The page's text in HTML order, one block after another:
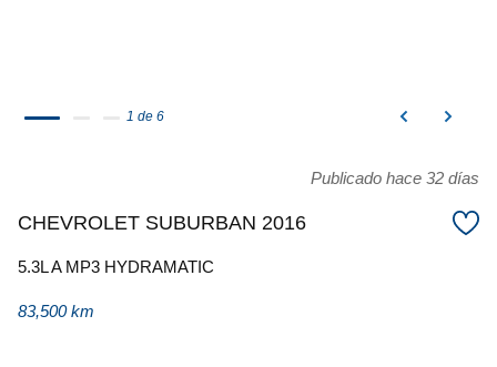
1 de 6
Publicado hace 32 días
CHEVROLET SUBURBAN 2016
5.3L A MP3 HYDRAMATIC
83,500 km